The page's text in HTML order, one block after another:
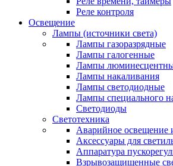
Реле контроля
Освещение
Лампы (источники света)
Лампы газоразрядные
Лампы галогенные
Лампы
Лампы накаливания
Лампы светодиодные
Лампы специального
Светодиоды
Светотехника
Аварийное освещение
Аксессуары для
Аппаратура
Взрывозащищенные